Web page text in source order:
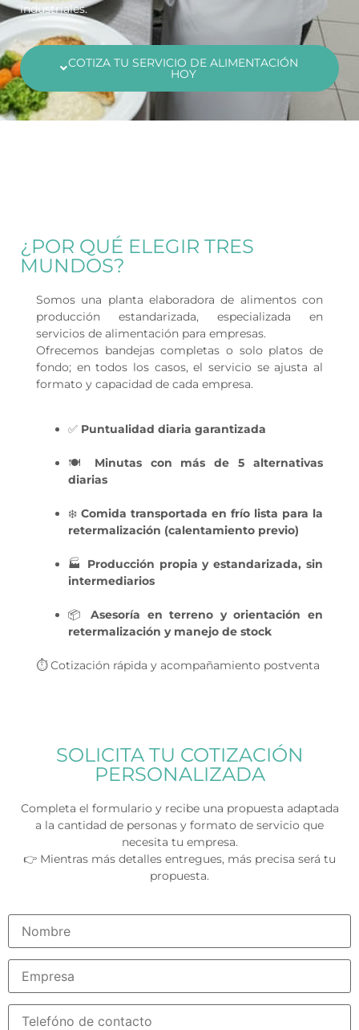
industriales.
COTIZA TU SERVICIO DE ALIMENTACIÓN
HOY
¿POR QUÉ ELEGIR TRES
MUNDOS?
Somos una planta elaboradora de alimentos con
producción estandarizada, especializada en
servicios de alimentación para empresas.
Ofrecemos bandejas completas o solo platos de
fondo; en todos los casos, el servicio se ajusta al
formato y capacidad de cada empresa.
✅ Puntualidad diaria garantizada
🍽️ Minutas con más de 5 alternativas
diarias
❄️ Comida transportada en frío lista para la
retermalización (calentamiento previo)
🏭 Producción propia y estandarizada, sin
intermediarios
📦Asesoría en terreno y orientación en
retermalización y manejo de stock
⏱️Cotización rápida y acompañamiento postventa
SOLICITA TU COTIZACIÓN
PERSONALIZADA
Completa el formulario y recibe una propuesta adaptada
a la cantidad de personas y formato de servicio que
necesita tu empresa.
👉 Mientras más detalles entregues, más precisa será tu
propuesta.